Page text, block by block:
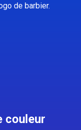
de barbier.
couleur